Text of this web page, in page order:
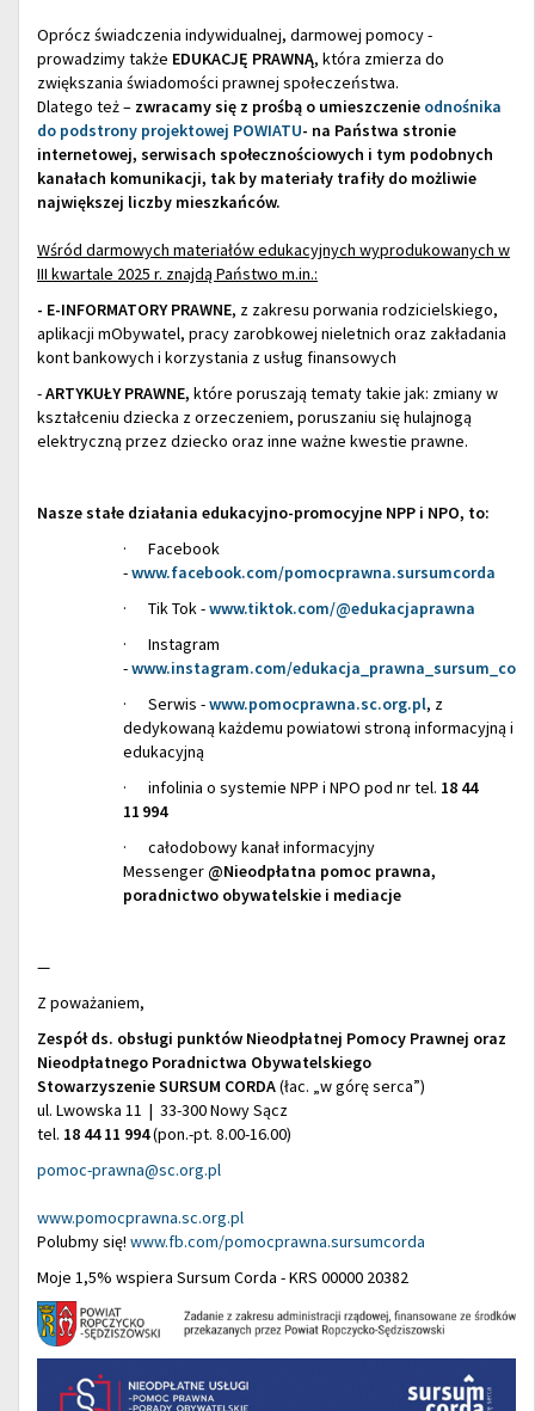
Oprócz świadczenia indywidualnej, darmowej pomocy -
prowadzimy także EDUKACJĘ PRAWNĄ, która zmierza do
zwiększania świadomości prawnej społeczeństwa.
Dlatego też – zwracamy się z prośbą o umieszczenie odnośnika
do podstrony projektowej POWIATU- na Państwa stronie
internetowej, serwisach społecznościowych i tym podobnych
kanałach komunikacji, tak by materiały trafiły do możliwie
największej liczby mieszkańców.
Wśród darmowych materiałów edukacyjnych wyprodukowanych w
III kwartale 2025 r. znajdą Państwo m.in.:
- E-INFORMATORY PRAWNE, z zakresu porwania rodzicielskiego,
aplikacji mObywatel, pracy zarobkowej nieletnich oraz zakładania
kont bankowych i korzystania z usług finansowych
-ARTYKUŁY PRAWNE, które poruszają tematy takie jak: zmiany w
kształceniu dziecka z orzeczeniem, poruszaniu się hulajnogą
elektryczną przez dziecko oraz inne ważne kwestie prawne.
Nasze stałe działania edukacyjno-promocyjne NPP i NPO, to:
· Facebook
-www.facebook.com/pomocprawna.sursumcorda
· Tik Tok -www.tiktok.com/@edukacjaprawna
· Instagram
-www.instagram.com/
· Serwis -www.pomocprawna.sc.org.pl, z
dedykowaną każdemu powiatowi stroną informacyjną i
edukacyjną
· infolinia o systemie NPP i NPO pod nr tel. 18 44
11 994
· całodobowy kanał informacyjny
Messenger @Nieodpłatna pomoc prawna,
poradnictwo obywatelskie i mediacje
—
Z poważaniem,
Zespół ds. obsługi punktów Nieodpłatnej Pomocy Prawnej oraz
Nieodpłatnego Poradnictwa Obywatelskiego
Stowarzyszenie SURSUM CORDA(łac. „w górę serca”)
ul. Lwowska 11 | 33-300 Nowy Sącz
tel. 18 44 11 994(pon.-pt. 8.00-16.00)
pomoc-prawna@sc.org.pl
www.pomocprawna.sc.org.pl
Polubmy się! www.fb.com/pomocprawna.sursumcorda
Moje 1,5% wspiera Sursum Corda - KRS 00000 20382